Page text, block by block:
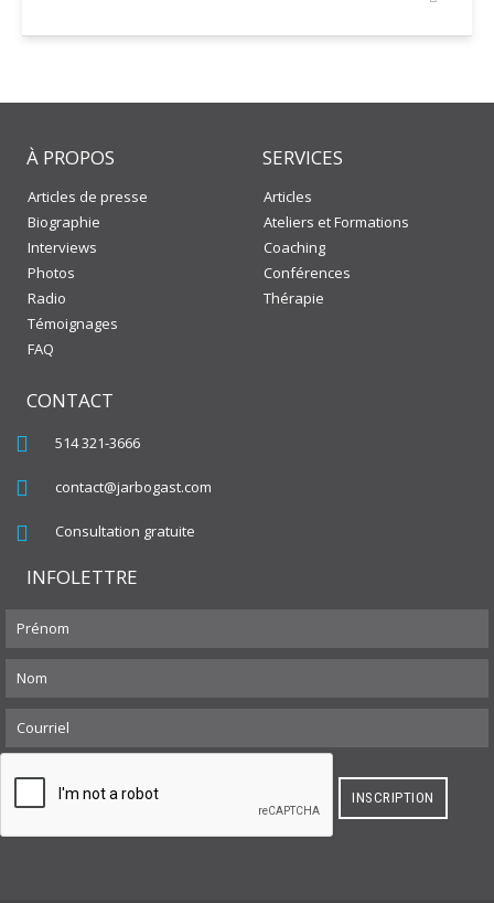
À PROPOS
Articles de presse
Biographie
Interviews
Photos
Radio
Témoignages
FAQ
SERVICES
Articles
Ateliers et Formations
Coaching
Conférences
Thérapie
CONTACT
514 321-3666
contact@jarbogast.com
Consultation gratuite
INFOLETTRE